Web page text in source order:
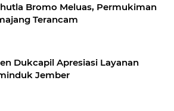
Bromo Meluas, Permukiman
Terancam
Dukcapil Apresiasi Layanan
Jember